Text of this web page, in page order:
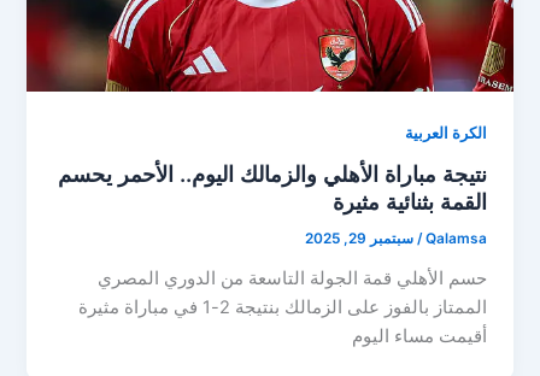
الكرة العربية
نتيجة مباراة الأهلي والزمالك اليوم.. الأحمر يحسم
القمة بثنائية مثيرة
Qalamsa
/سبتمبر 29, 2025
حسم الأهلي قمة الجولة التاسعة من الدوري المصري
الممتاز بالفوز على الزمالك بنتيجة 2-1 في مباراة مثيرة
أقيمت مساء اليوم